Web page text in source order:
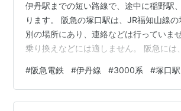
伊丹駅までの短い路線で、途中に稲野駅
ります。 阪急の塚口駅は、JR福知山線の
別の場所にあり、連絡などは行っていま
乗り換えなどには適しません。 阪急には
あります。伊丹駅（伊丹線。同名の駅が
る）、中津駅（神戸本線および宝塚本線
阪市営地下鉄御堂筋線にある）、御影駅
#阪急電鉄 #伊丹線 #3000系 #塚口駅